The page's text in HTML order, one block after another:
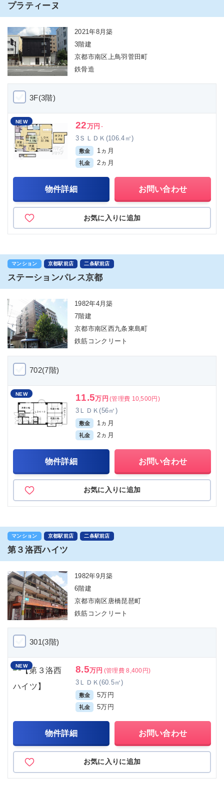
プラティーヌ
2021年8月築
3階建
京都市南区上鳥羽菅田町
鉄骨造
3F(3階)
NEW 22万円 -
3ＳＬＤＫ(106.4㎡)
敷金 1ヵ月
礼金 2ヵ月
物件詳細 お問い合わせ
お気に入りに追加
マンション 京都駅前店 二条駅前店
ステーションパレス京都
1982年4月築
7階建
京都市南区西九条東島町
鉄筋コンクリート
702(7階)
NEW 11.5万円 (管理費 10,500円)
3ＬＤＫ(56㎡)
敷金 1ヵ月
礼金 2ヵ月
物件詳細 お問い合わせ
お気に入りに追加
マンション 京都駅前店 二条駅前店
第３洛西ハイツ
1982年9月築
6階建
京都市南区唐橋琵琶町
鉄筋コンクリート
301(3階)
NEW 8.5万円 (管理費 8,400円)
3ＬＤＫ(60.5㎡)
敷金 5万円
礼金 5万円
物件詳細 お問い合わせ
お気に入りに追加